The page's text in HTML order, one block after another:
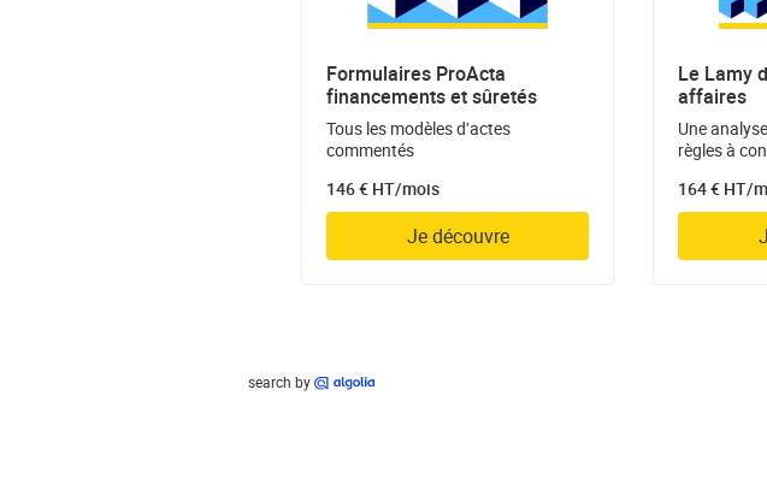
Formulaires ProActa
financements et sûretés
Tous les modèles d’actes
commentés
146 € HT/mois
Je découvre
Le Lamy
affaires
Une
règles à
164 € HT/
search by